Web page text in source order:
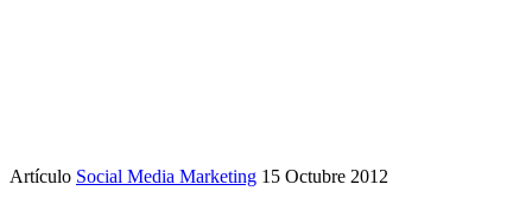
Artículo Social Media Marketing 15 Octubre 2012